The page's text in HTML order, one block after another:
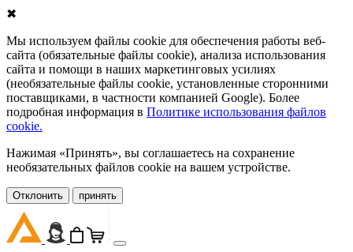
✖
Мы используем файлы cookie для обеспечения работы веб-
сайта (обязательные файлы cookie), анализа использования
сайта и помощи в наших маркетинговых усилиях
(необязательные файлы cookie, установленные сторонними
поставщиками, в частности компанией Google). Более
подробная информация в Политике использования файлов
cookie.
Нажимая «Принять», вы соглашаетесь на сохранение
необязательных файлов cookie на вашем устройстве.
Oтклонить принять